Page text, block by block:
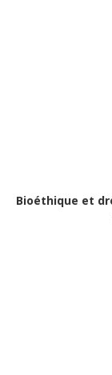
Bioéthique et